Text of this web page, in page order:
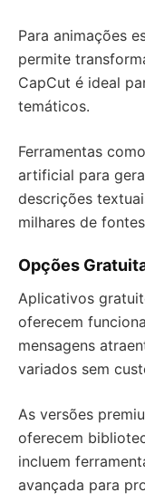
Para animações
permite
CapCut é ideal
temáticos.
Ferramentas
artificial para
descrições
milhares de
Opções
Aplicativos
oferecem
mensagens
variados sem
As versões
oferecem
incluem
avançada para